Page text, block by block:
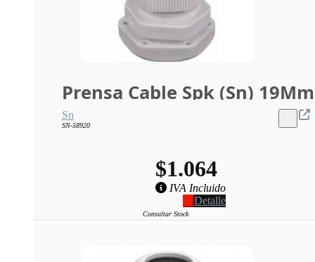
Prensa Cable Spk (Sn) 19Mm
Sn
SN-58920
$1.064
IVA Incluido
Detalle
Consultar Stock